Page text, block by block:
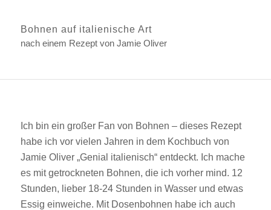
Bohnen auf italienische Art
nach einem Rezept von Jamie Oliver
Ich bin ein großer Fan von Bohnen – dieses Rezept
habe ich vor vielen Jahren in dem Kochbuch von
Jamie Oliver „Genial italienisch“ entdeckt. Ich mache
es mit getrockneten Bohnen, die ich vorher mind. 12
Stunden, lieber 18-24 Stunden in Wasser und etwas
Essig einweiche. Mit Dosenbohnen habe ich auch